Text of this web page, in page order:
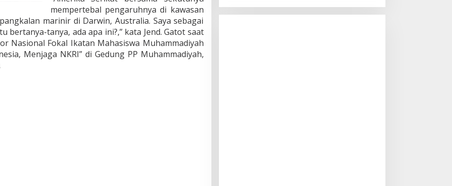
mempertebal pengaruhnya di kawasan
marinir di Darwin, Australia. Saya sebagai
bertanya-tanya, ada apa ini?,” kata Jend. Gatot saat
Nasional Fokal Ikatan Mahasiswa Muhammadiyah
Menjaga NKRI” di Gedung PP Muhammadiyah,
r